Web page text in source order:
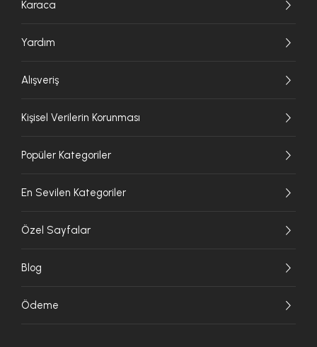
Karaca
Yardım
Alışveriş
Kişisel Verilerin Korunması
Popüler Kategoriler
En Sevilen Kategoriler
Özel Sayfalar
Blog
Ödeme